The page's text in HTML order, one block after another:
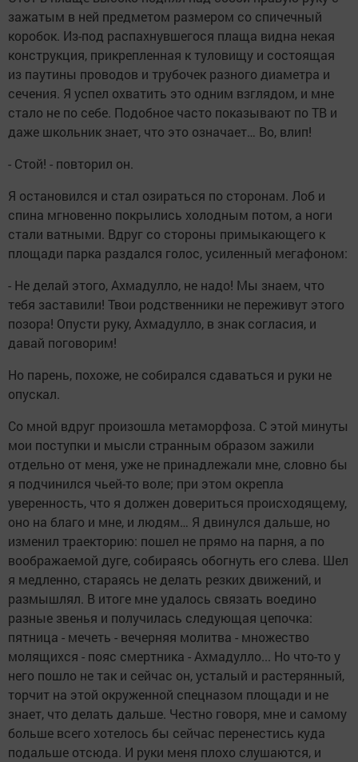
зажатым в ней предметом размером со спичечный
коробок. Из-под распахнувшегося плаща видна некая
конструкция, прикрепленная к туловищу и состоящая
из паутины проводов и трубочек разного диаметра и
сечения. Я успел охватить это одним взглядом, и мне
стало не по себе. Подобное часто показывают по ТВ и
даже школьник знает, что это означает… Во, влип!
- Стой! - повторил он.
Я остановился и стал озираться по сторонам. Лоб и
спина мгновенно покрылись холодным потом, а ноги
стали ватными. Вдруг со стороны примыкающего к
площади парка раздался голос, усиленный мегафоном:
- Не делай этого, Ахмадулло, не надо! Мы знаем, что
тебя заставили! Твои родственники не переживут этого
позора! Опусти руку, Ахмадулло, в знак согласия, и
давай поговорим!
Но парень, похоже, не собирался сдаваться и руки не
опускал.
Со мной вдруг произошла метаморфоза. С этой минуты
мои поступки и мысли странным образом зажили
отдельно от меня, уже не принадлежали мне, словно бы
я подчинился чьей-то воле; при этом окрепла
уверенность, что я должен довериться происходящему,
оно на благо и мне, и людям… Я двинулся дальше, но
изменил траекторию: пошел не прямо на парня, а по
воображаемой дуге, собираясь обогнуть его слева. Шел
я медленно, стараясь не делать резких движений, и
размышлял. В итоге мне удалось связать воедино
разные звенья и получилась следующая цепочка:
пятница - мечеть - вечерняя молитва - множество
молящихся - пояс смертника - Ахмадулло... Но что-то у
него пошло не так и сейчас он, усталый и растерянный,
торчит на этой окруженной спецназом площади и не
знает, что делать дальше. Честно говоря, мне и самому
больше всего хотелось бы сейчас перенестись куда
подальше отсюда. И руки меня плохо слушаются, и